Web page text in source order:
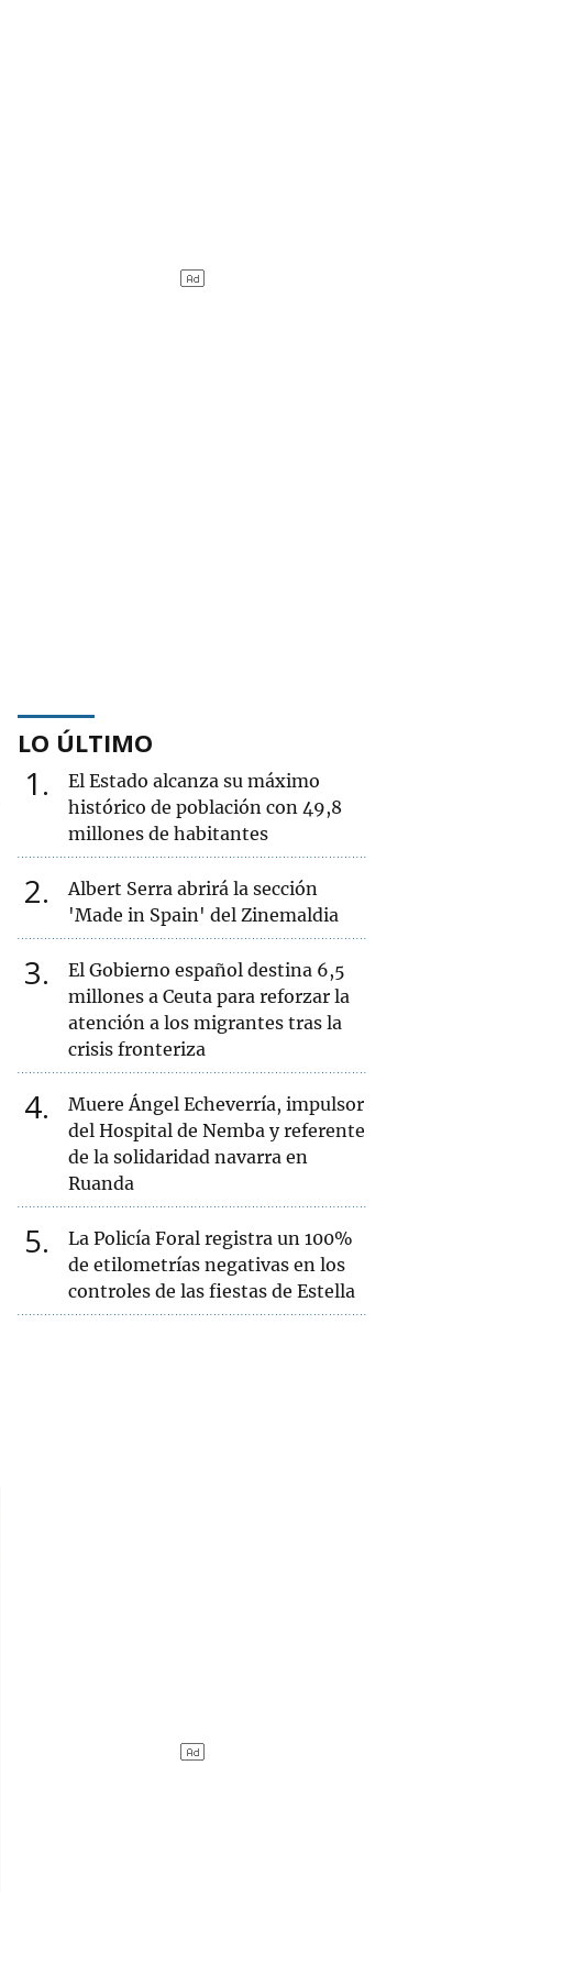
LO ÚLTIMO
1
El Estado alcanza su máximo
histórico de población con 49,8
millones de habitantes
2
Albert Serra abrirá la sección
'Made in Spain' del Zinemaldia
3
El Gobierno español destina 6,5
millones a Ceuta para reforzar la
atención a los migrantes tras la
crisis fronteriza
4
Muere Ángel Echeverría, impulsor
del Hospital de Nemba y referente
de la solidaridad navarra en
Ruanda
5
La Policía Foral registra un 100%
de etilometrías negativas en los
controles de las fiestas de Estella